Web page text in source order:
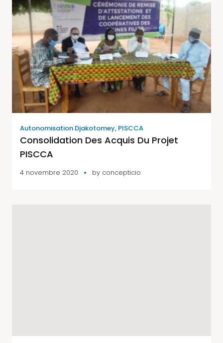
Autonomisation Djakotomey, PISCCA
Consolidation Des Acquis Du Projet
PISCCA
4 novembre 2020 by concepticio